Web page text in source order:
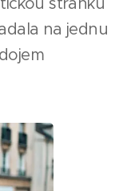
na jednu